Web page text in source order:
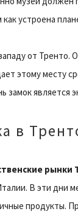
устроена
от Тренто.
этому месту
является
в
рынки
В эти дни
продукты.